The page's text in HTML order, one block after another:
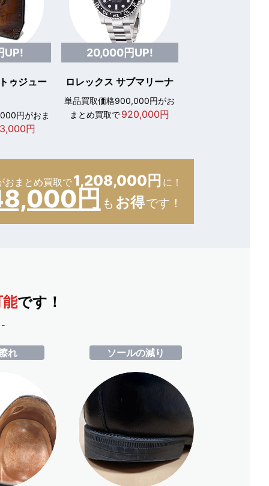
UP!
ゥジュー
円がおま
円
20,000円UP!
ロレックス サブマリーナ
単品買取価格900,000円がお
まとめ買取で920,000円
おまとめ買取で1,208,000円 に！
円 も お得です！
です！
-
れ ソールの減り